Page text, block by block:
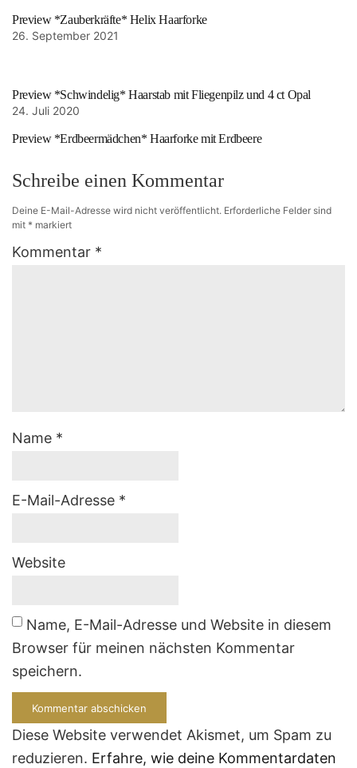
Preview *Zauberkräfte* Helix Haarforke
26. September 2021
Preview *Schwindelig* Haarstab mit Fliegenpilz und 4 ct Opal
24. Juli 2020
Preview *Erdbeermädchen* Haarforke mit Erdbeere
Schreibe einen Kommentar
Deine E-Mail-Adresse wird nicht veröffentlicht. Erforderliche Felder sind
mit * markiert
Kommentar *
Name *
E-Mail-Adresse *
Website
Name, E-Mail-Adresse und Website in diesem
Browser für meinen nächsten Kommentar
speichern.
Diese Website verwendet Akismet, um Spam zu
reduzieren. Erfahre, wie deine Kommentardaten